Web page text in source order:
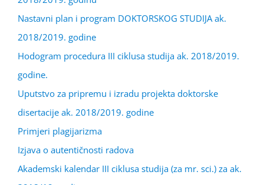
Nastavni plan i program DOKTORSKOG STUDIJA ak.
2018/2019. godine
Hodogram procedura III ciklusa studija ak. 2018/2019.
godine.
Uputstvo za pripremu i izradu projekta doktorske
disertacije ak. 2018/2019. godine
Primjeri plagijarizma
Izjava o autentičnosti radova
Akademski kalendar III ciklusa studija (za mr. sci.) za ak.